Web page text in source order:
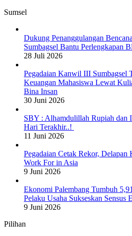
Sumsel
Dukung Penanggulangan
Sumbagsel Bantu Perlengkapan
28 Juli 2026
Pegadaian Kanwil III Sumbagsel
Keuangan Mahasiswa Lewat
Bina Insan
30 Juni 2026
SBY : Alhamdulillah Rupiah dan
Hari Terakhir..!
11 Juni 2026
Pegadaian Cetak Rekor,
Work For in Asia
9 Juni 2026
Ekonomi Palembang Tumbuh
Pelaku Usaha Sukseskan Sensus
9 Juni 2026
Pilihan